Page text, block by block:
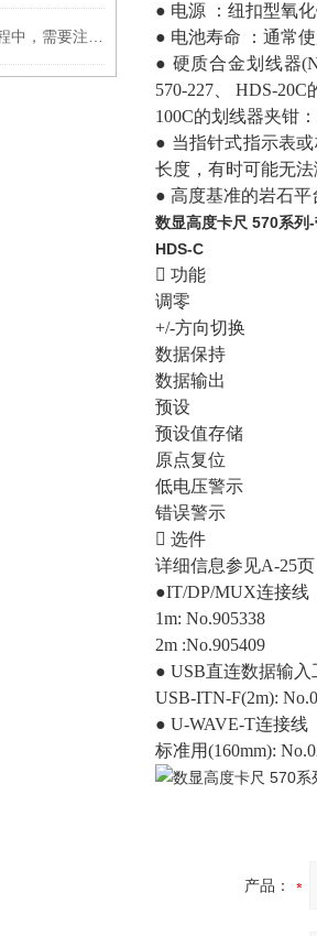
● 电源 ：纽扣型氧
● 电池寿命 ：通常使
● 硬质合金划线器
570-227、 HDS-
100C的划线器夹钳
● 当指针式指示表
长度，有时可能无
● 高度基准的岩石平
数显高度卡尺 570系列
HDS-C
􀋙 功能
调零
+/-方向切换
数据保持
数据输出
预设
预设值存储
原点复位
低电压警示
错误警示
􀋙 选件
详细信息参见A-25页
●IT/DP/MUX连接线
1m: No.905338
2m :No.905409
● USB直连数据输入
USB-ITN-F(2m):
● U-WAVE-T连接线
标准用(160mm):
产品：